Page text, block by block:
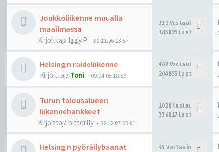
Joukkoliikenne muualla
maailmassa
Kirjoittaja Iggy.P -30.11.06 13:57
331 Vastaukset
183094 Luettu
Helsingin raideliikenne
Kirjoittaja Toni - 09.04.05 18:59
402 Vastaukset
204855 Luettu
Turun talousalueen
liikennehankkeet
Kirjoittaja bitterfly - 22.12.07 03:01
1028 Vastaukset
336017 Luettu
Helsingin pyöräilybaanat
43 Vastaukset